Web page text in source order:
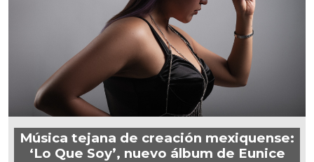
Música tejana de creación mexiquense:
‘Lo Que Soy’, nuevo álbum de Eunice